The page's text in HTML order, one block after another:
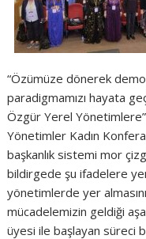
“Özümüze dönerek
paradigmamızı hayata
Özgür Yerel Yönetimlere”
Yönetimler Kadın
başkanlık sistemi mor
bildirgede şu ifadelere
yönetimlerde yer
mücadelemizin geldiği
üyesi ile başlayan süreci